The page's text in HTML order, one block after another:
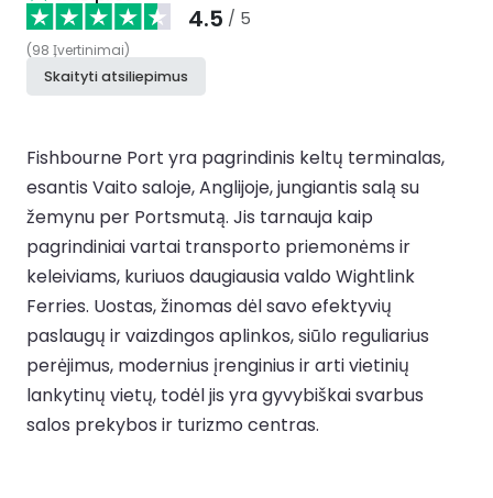
4.5 / 5
(98 Įvertinimai)
Skaityti atsiliepimus
Fishbourne Port yra pagrindinis keltų terminalas,
esantis Vaito saloje, Anglijoje, jungiantis salą su
žemynu per Portsmutą. Jis tarnauja kaip
pagrindiniai vartai transporto priemonėms ir
keleiviams, kuriuos daugiausia valdo Wightlink
Ferries. Uostas, žinomas dėl savo efektyvių
paslaugų ir vaizdingos aplinkos, siūlo reguliarius
perėjimus, modernius įrenginius ir arti vietinių
lankytinų vietų, todėl jis yra gyvybiškai svarbus
salos prekybos ir turizmo centras.